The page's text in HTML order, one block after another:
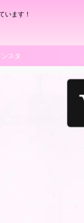
います！
スタ